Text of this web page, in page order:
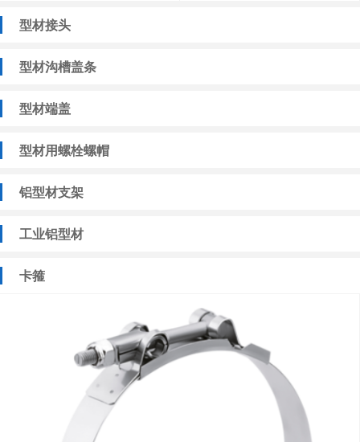
型材接头
型材沟槽盖条
型材端盖
型材用螺栓螺帽
铝型材支架
工业铝型材
卡箍